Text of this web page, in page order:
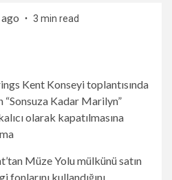
ago 3 min read
Kent Konseyi toplantısında
“Sonsuza Kadar Marilyn”
olarak kapatılmasına
Müze Yolu mülkünü satın
kullandığını